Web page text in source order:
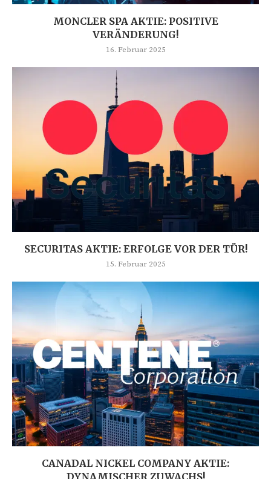
MONCLER SPA AKTIE: POSITIVE
VERÄNDERUNG!
16. Februar 2025
SECURITAS AKTIE: ERFOLGE VOR DER TÜR!
15. Februar 2025
CANADAL NICKEL COMPANY AKTIE:
DYNAMISCHER ZUWACHS!